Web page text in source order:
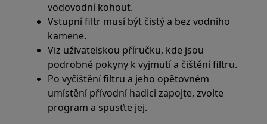
vodovodní kohout.
Vstupní filtr musí být čistý a bez vodního
kamene.
Viz uživatelskou příručku, kde jsou
podrobné pokyny k vyjmutí a čištění filtru.
Po vyčištění filtru a jeho opětovném
umístění přívodní hadici zapojte, zvolte
program a spusťte jej.